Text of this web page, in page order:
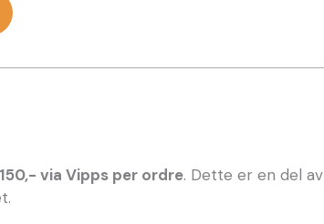
via Vipps per ordre. Dette er en del av